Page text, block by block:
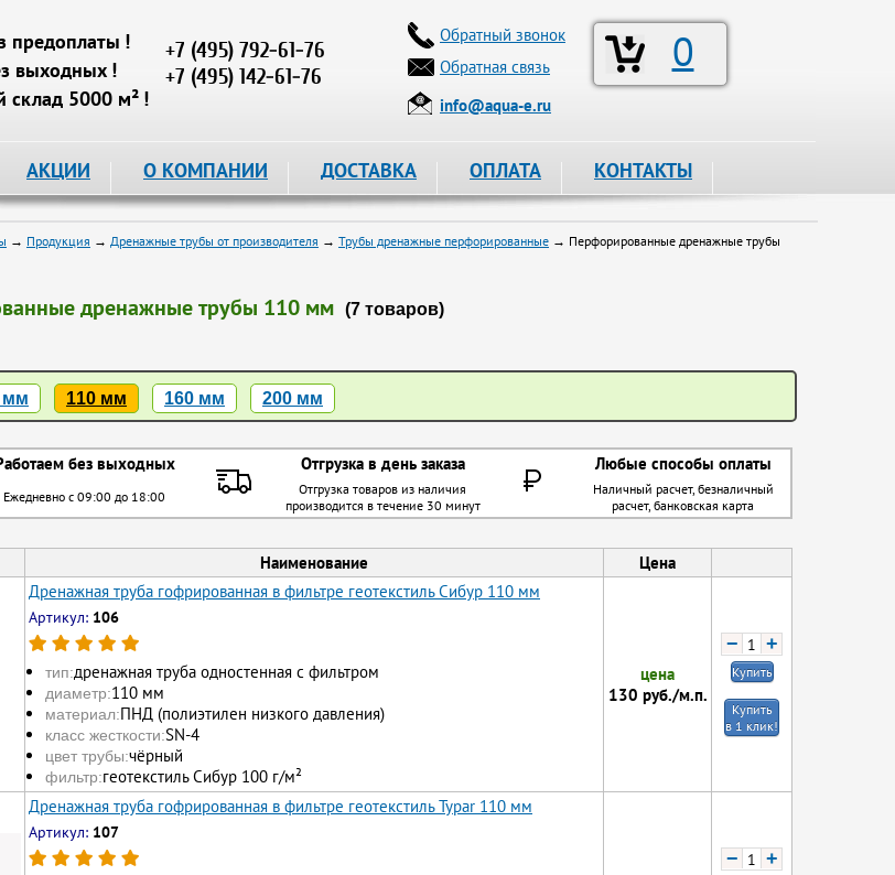
предоплаты !
выходных !
склад 5000 м² !
+7 (495) 792-61-76
+7 (495) 142-61-76
0
Обратный звонок
Обратная связь
info@aqua-e.ru
АКЦИИ О КОМПАНИИ ДОСТАВКА ОПЛАТА КОНТАКТЫ
→ Продукция → Дренажные трубы от производителя → Трубы дренажные перфорированные → Перфорированные дренажные трубы
дренажные трубы 110 мм (7 товаров)
мм 110 мм 160 мм 200 мм
без выходных Отгрузка в день заказа Любые способы оплаты
Ежедневно с 09:00 до 18:00
Отгрузка товаров из наличия
производится в течение 30 минут
Наличный расчет, безналичный
расчет, банковская карта
Наименование
Цена
Дренажная труба гофрированная в фильтре геотекстиль Сибур 110 мм
Артикул: 106
тип:дренажная труба одностенная с фильтром
диаметр:110 мм
материал:ПНД (полиэтилен низкого давления)
класс жесткости:SN-4
цвет трубы:чёрный
фильтр:геотекстиль Сибур 100 г/м²
цена
130 руб./м.п.
− +
Купить
Купить
в 1 клик!
Дренажная труба гофрированная в фильтре геотекстиль Typar 110 мм
Артикул: 107
− +